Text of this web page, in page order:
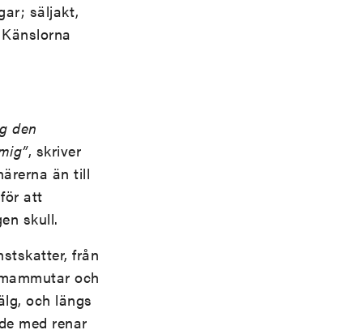
säljakt,
den
, skriver
än till
att
skull.
från
och
och längs
med renar